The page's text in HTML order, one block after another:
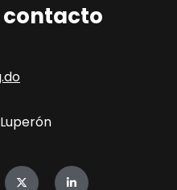
contacto